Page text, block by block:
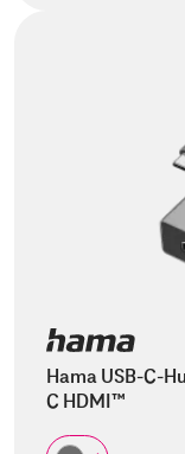
Hama USB-C-
C HDMI™